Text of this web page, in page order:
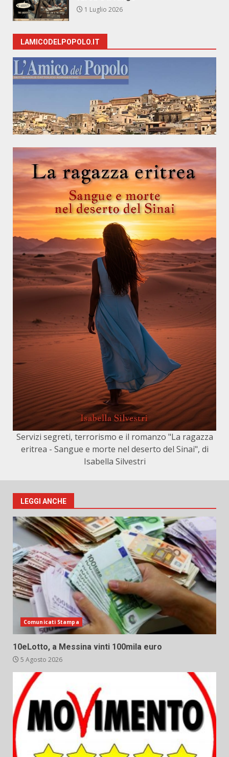
1 Luglio 2026
LAMICODELPOPOLO.IT
Servizi segreti, terrorismo e il romanzo "La ragazza
eritrea - Sangue e morte nel deserto del Sinai", di
Isabella Silvestri
LEGGI ANCHE
Comunicati Stampa
10eLotto, a Messina vinti 100mila euro
5 Agosto 2026